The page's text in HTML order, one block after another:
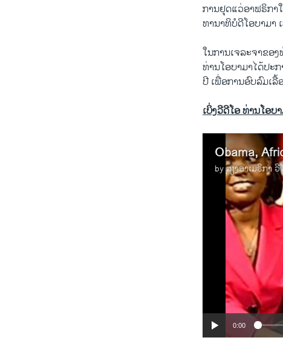
ການ​ຢຸດ​ແວ່ອາ​ຟຣິກາ​
ທານາ​ທິບໍດີ​ໂອ​ບາ​ມາ
ໃນ​ການ​ເຈລະຈາ​ຂອ
ທ່ານ​ໂອ​ບາ​ມາ​ໄດ້​ປະ
ປີ ​ເພື່ອ​ການ​ອົບ​ລົມເລື້
ເບິ່ງວີດີໂອ ທ່ານໂອ
Obama,
byສຽງອາເມຣິກາ
0:00